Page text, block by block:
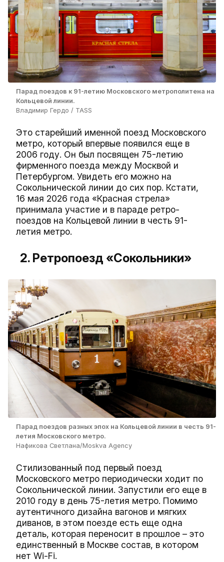
Парад поездов к 91-летию Московского метрополитена на
Кольцевой линии.
Владимир Гердо / TASS
Это старейший именной поезд Московского
метро, который впервые появился еще в
2006 году. Он был посвящен 75-летию
фирменного поезда между Москвой и
Петербургом. Увидеть его можно на
Сокольнической линии до сих пор. Кстати,
16 мая 2026 года «Красная стрела»
принимала участие и в параде ретро-
поездов на Кольцевой линии в честь 91-
летия метро.
2. Ретропоезд «Сокольники»
Парад поездов разных эпох на Кольцевой линии в честь 91-
летия Московского метро.
Нафикова Светлана/Moskva Agency
Стилизованный под первый поезд
Московского метро периодически ходит по
Сокольнической линии. Запустили его еще в
2010 году в день 75-летия метро. Помимо
аутентичного дизайна вагонов и мягких
диванов, в этом поезде есть еще одна
деталь, которая переносит в прошлое – это
единственный в Москве состав, в котором
нет Wi-Fi.